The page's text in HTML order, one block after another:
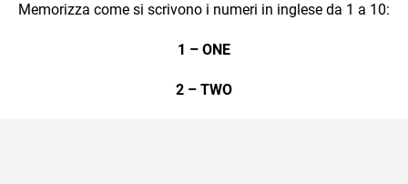
Memorizza come si scrivono i numeri in inglese da 1 a 10:
1 – ONE
2 – TWO